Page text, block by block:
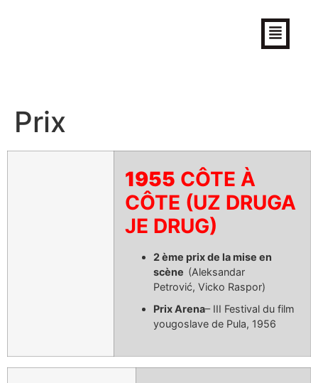
Prix
1955 CÔTE À
CÔTE (UZ DRUGA
JE DRUG)
2 ème prix de la mise en
scène (Aleksandar
Petrović, Vicko Raspor)
Prix Arena– III Festival du film
yougoslave de Pula, 1956